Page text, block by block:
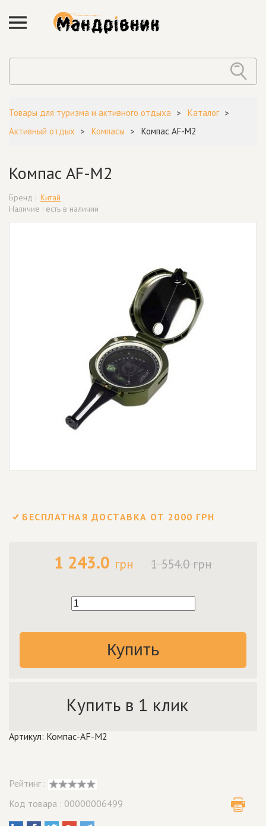
Товары для туризма и активного отдыха
Каталог
Активный отдых
Компасы Компас AF-M2
Компас AF-M2
Бренд : Китай
Наличие : есть в наличии
БЕСПЛАТНАЯ ДОСТАВКА ОТ 2000 ГРН
1 243.0 грн 1 554.0 грн
Купить
Купить в 1 клик
Артикул: Компас-AF-M2
Рейтинг :
Код товара : 00000006499